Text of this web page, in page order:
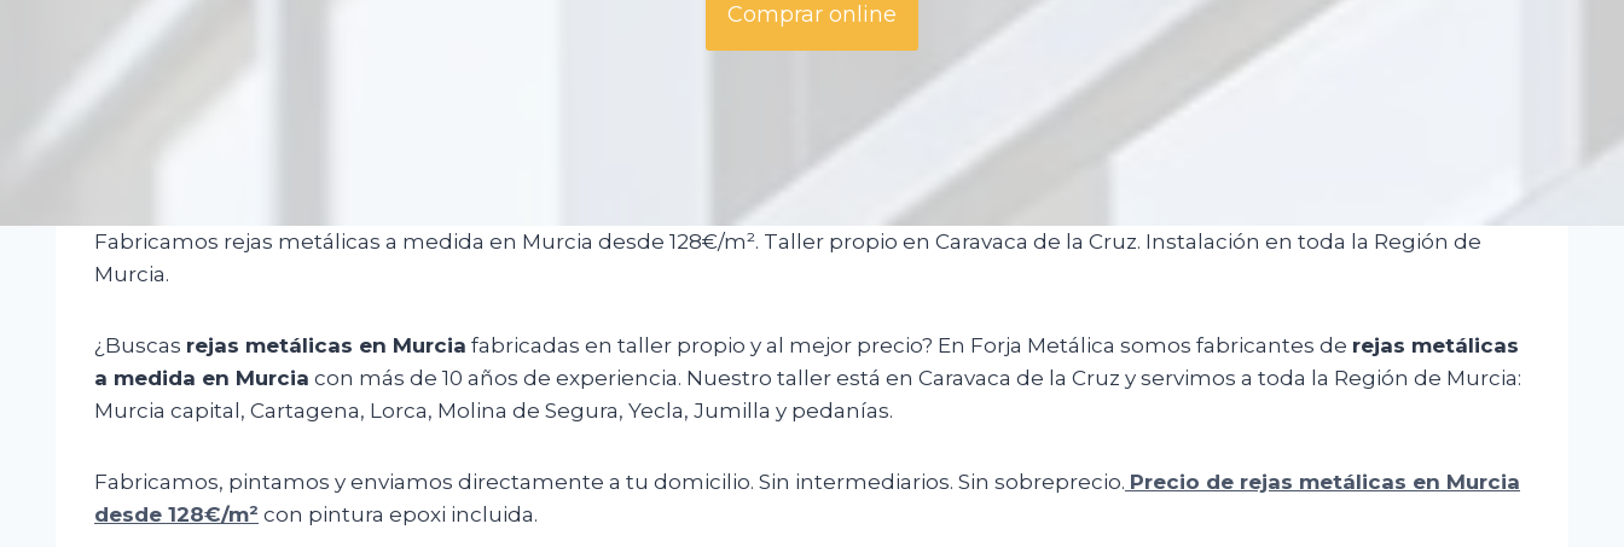
Comprar online
Fabricamos rejas metálicas a medida en Murcia desde 128€/m². Taller propio en Caravaca de la Cruz. Instalación en toda la Región de
Murcia.
¿Buscas rejas metálicas en Murcia fabricadas en taller propio y al mejor precio? En Forja Metálica somos fabricantes de rejas metálicas
a medida en Murcia con más de 10 años de experiencia. Nuestro taller está en Caravaca de la Cruz y servimos a toda la Región de Murcia:
Murcia capital, Cartagena, Lorca, Molina de Segura, Yecla, Jumilla y pedanías.
Fabricamos, pintamos y enviamos directamente a tu domicilio. Sin intermediarios. Sin sobreprecio. Precio de rejas metálicas en Murcia
desde 128€/m² con pintura epoxi incluida.